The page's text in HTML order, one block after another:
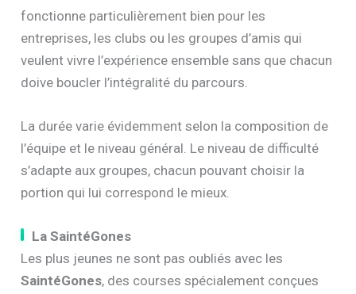
fonctionne particulièrement bien pour les
entreprises, les clubs ou les groupes d’amis qui
veulent vivre l’expérience ensemble sans que chacun
doive boucler l’intégralité du parcours.
La durée varie évidemment selon la composition de
l’équipe et le niveau général. Le niveau de difficulté
s’adapte aux groupes, chacun pouvant choisir la
portion qui lui correspond le mieux.
La SaintéGones
Les plus jeunes ne sont pas oubliés avec les
SaintéGones, des courses spécialement conçues